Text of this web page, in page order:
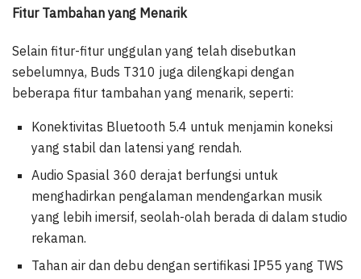
Fitur Tambahan yang Menarik
Selain fitur-fitur unggulan yang telah disebutkan
sebelumnya, Buds T310 juga dilengkapi dengan
beberapa fitur tambahan yang menarik, seperti:
Konektivitas Bluetooth 5.4 untuk menjamin koneksi
yang stabil dan latensi yang rendah.
Audio Spasial 360 derajat berfungsi untuk
menghadirkan pengalaman mendengarkan musik
yang lebih imersif, seolah-olah berada di dalam studio
rekaman.
Tahan air dan debu dengan sertifikasi IP55 yang TWS